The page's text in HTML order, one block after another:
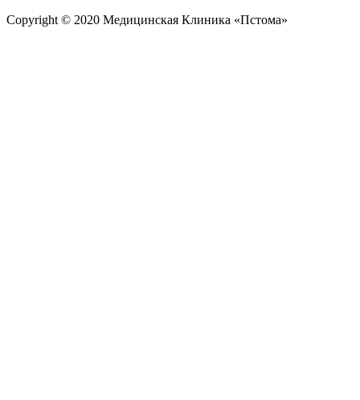
Copyright © 2020 Медицинская Клиника «Пстома»